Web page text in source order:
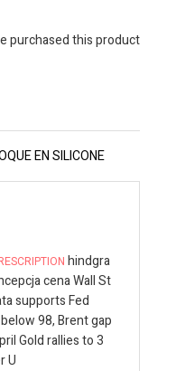
purchased this product
EN SILICONE
hindgra
cena Wall St
supports Fed
98, Brent gap
Gold rallies to 3
U